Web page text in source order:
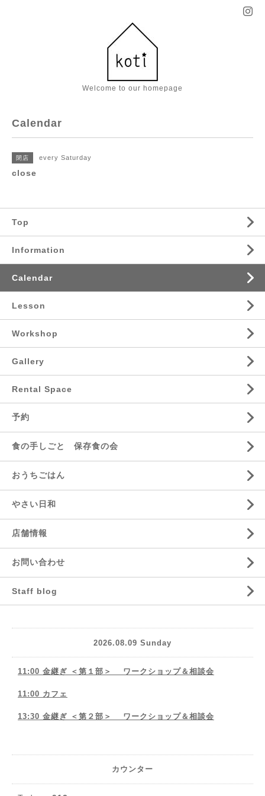
Welcome to our homepage
Calendar
閉店 every Saturday
close
Top
Information
Calendar
Lesson
Workshop
Gallery
Rental Space
予約
食の手しごと 保存食の会
おうちごはん
やさい日和
店舗情報
お問い合わせ
Staff blog
2026.08.09 Sunday
11:00 金継ぎ ＜第１部＞ ワークショップ＆相談会
11:00 カフェ
13:30 金継ぎ ＜第２部＞ ワークショップ＆相談会
カウンター